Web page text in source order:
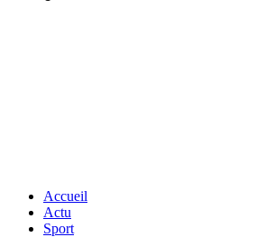
Accueil
Actu
Sport